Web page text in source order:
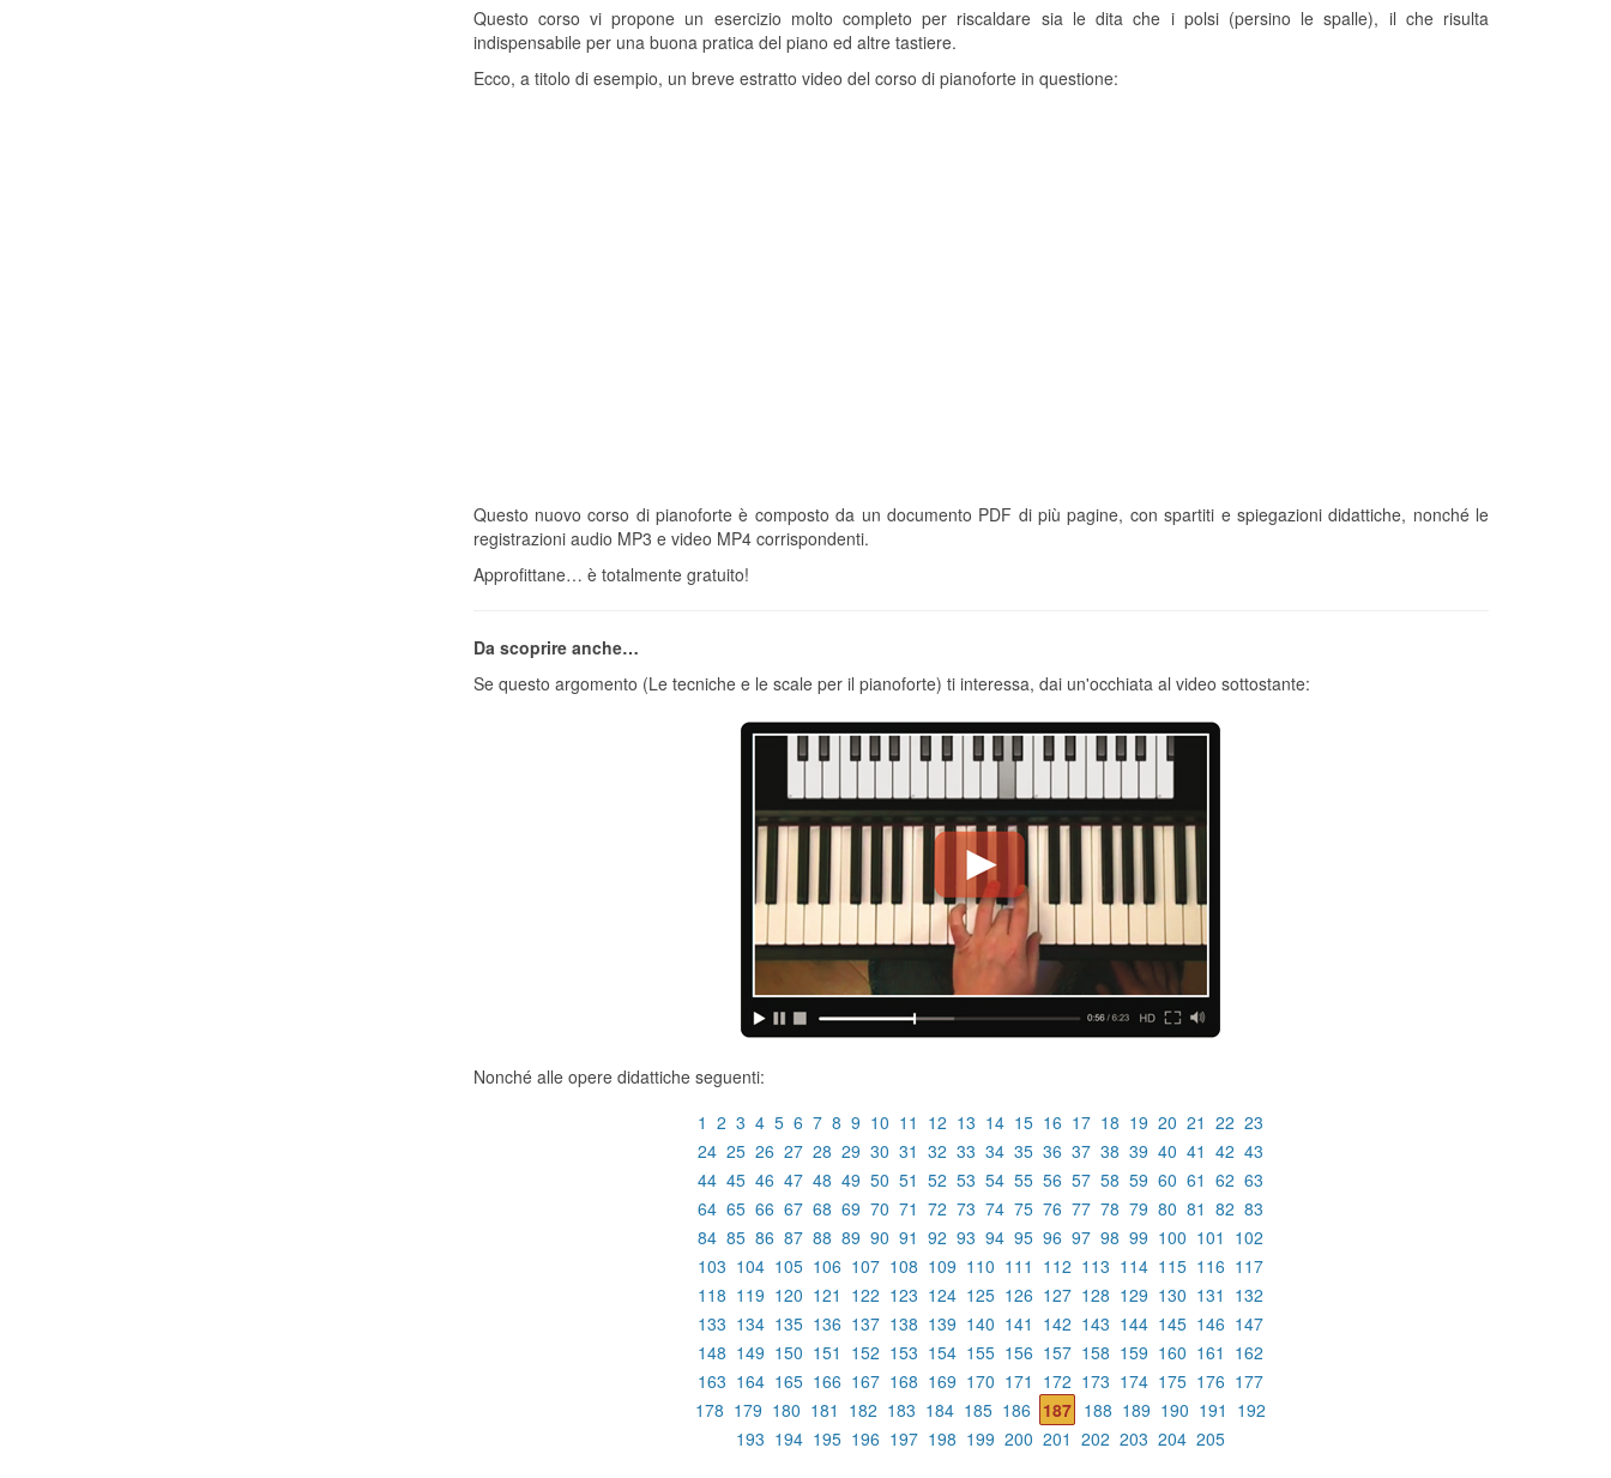
Questo corso vi propone un esercizio molto completo per riscaldare sia le dita che i polsi (persino le spalle), il che risulta
indispensabile per una buona pratica del piano ed altre tastiere.
Ecco, a titolo di esempio, un breve estratto video del corso di pianoforte in questione:
Questo nuovo corso di pianoforte è composto da un documento PDF di più pagine, con spartiti e spiegazioni didattiche, nonché le
registrazioni audio MP3 e video MP4 corrispondenti.
Approfittane… è totalmente gratuito!
Da scoprire anche…
Se questo argomento (Le tecniche e le scale per il pianoforte) ti interessa, dai un'occhiata al video sottostante:
Nonché alle opere didattiche seguenti:
1 2 3 4 5 6 7 8 9 10 11 12 13 14 15 16 17 18 19 20 21 22 23
24 25 26 27 28 29 30 31 32 33 34 35 36 37 38 39 40 41 42 43
44 45 46 47 48 49 50 51 52 53 54 55 56 57 58 59 60 61 62 63
64 65 66 67 68 69 70 71 72 73 74 75 76 77 78 79 80 81 82 83
84 85 86 87 88 89 90 91 92 93 94 95 96 97 98 99 100 101 102
103 104 105 106 107 108 109 110 111 112 113 114 115 116 117
118 119 120 121 122 123 124 125 126 127 128 129 130 131 132
133 134 135 136 137 138 139 140 141 142 143 144 145 146 147
148 149 150 151 152 153 154 155 156 157 158 159 160 161 162
163 164 165 166 167 168 169 170 171 172 173 174 175 176 177
178 179 180 181 182 183 184 185 186 187 188 189 190 191 192
193 194 195 196 197 198 199 200 201 202 203 204 205